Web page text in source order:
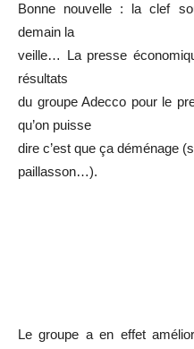
Bonne nouvelle : la clef
demain la
veille… La presse
résultats
du groupe Adecco pour le
qu’on puisse
dire c’est que ça déménage
paillasson…).
Le groupe a en effet